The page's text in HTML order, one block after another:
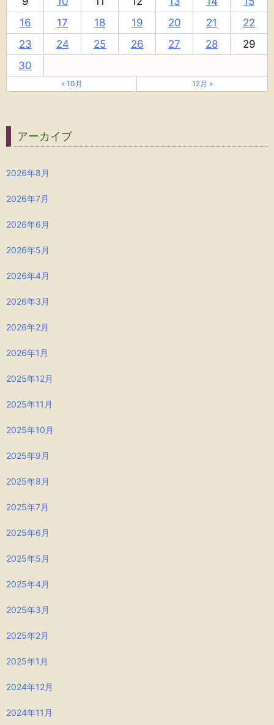
16
17 18 19 20 21
22
23
24 25 26 27 28
29
30
« 10月 12月 »
アーカイブ
2026年8月
2026年7月
2026年6月
2026年5月
2026年4月
2026年3月
2026年2月
2026年1月
2025年12月
2025年11月
2025年10月
2025年9月
2025年8月
2025年7月
2025年6月
2025年5月
2025年4月
2025年3月
2025年2月
2025年1月
2024年12月
2024年11月